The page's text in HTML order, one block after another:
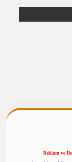
Reklam ve